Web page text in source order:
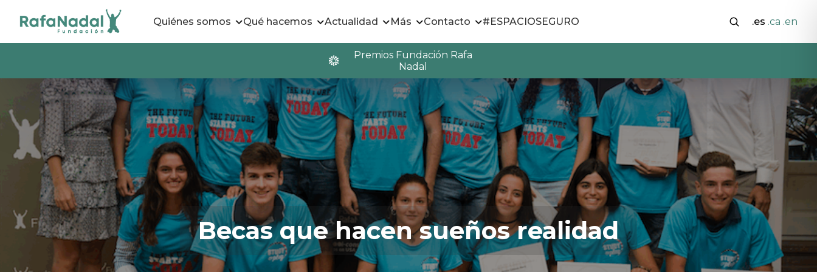
Quiénes somos Qué hacemos Actualidad Más Contacto #ESPACIOSEGURO .es .ca .en
Premios Fundación Rafa
Nadal
Becas que hacen sueños realidad